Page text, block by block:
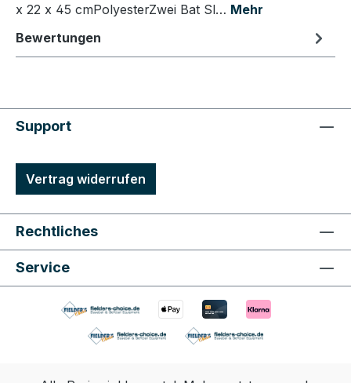
x 22 x 45 cmPolyesterZwei Bat Sl… Mehr
Bewertungen
Support
Vertrag widerrufen
Rechtliches
Service